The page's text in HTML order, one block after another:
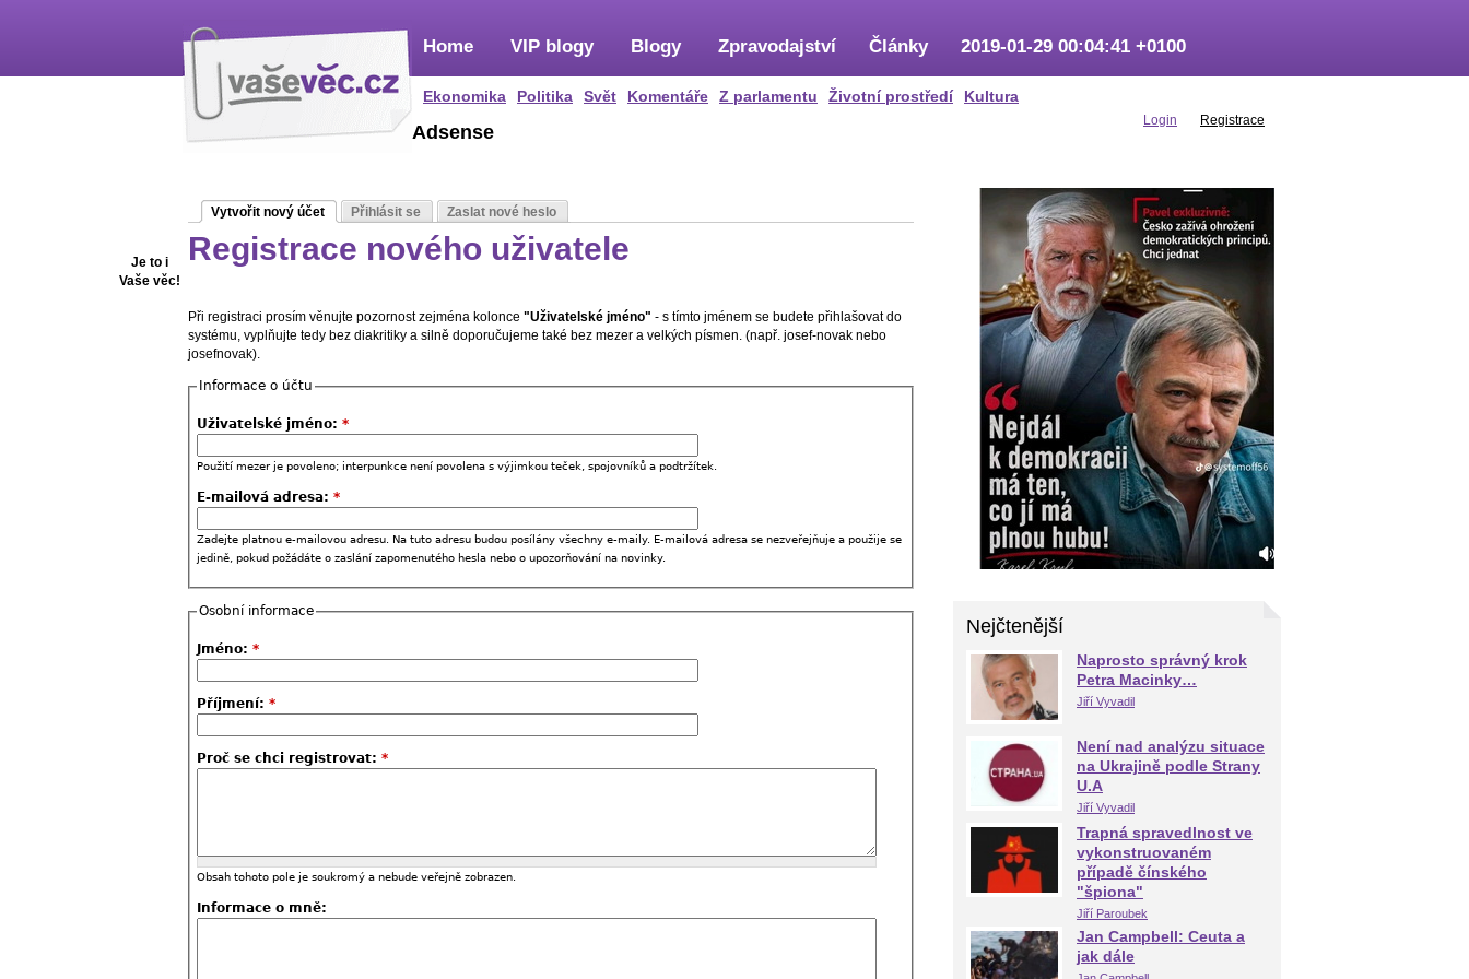
Home
Ekonomika Politika Svět Komentáře Z parlamentu Životní prostředí Kultura
VIP blogy Blogy Zpravodajství Články 2019-01-29 00:04:41 +0100
Login Registrace
Je to i
Vaše věc!
Adsense
Vytvořit nový účet Přihlásit se Zaslat nové heslo
Registrace nového uživatele
Při registraci prosím věnujte pozornost zejména kolonce "Uživatelské jméno" - s tímto jménem se budete přihlašovat do
systému, vyplňujte tedy bez diakritiky a silně doporučujeme také bez mezer a velkých písmen. (např. josef-novak nebo
josefnovak).
Informace o účtu
Uživatelské jméno: *
Použití mezer je povoleno; interpunkce není povolena s výjimkou teček, spojovníků a podtržítek.
E-mailová adresa: *
Zadejte platnou e-mailovou adresu. Na tuto adresu budou posílány všechny e-maily. E-mailová adresa se nezveřejňuje a použije se
jedině, pokud požádáte o zaslání zapomenutého hesla nebo o upozorňování na novinky.
Osobní informace
Jméno: *
Příjmení: *
Proč se chci registrovat: *
Obsah tohoto pole je soukromý a nebude veřejně zobrazen.
Informace o mně:
Nejčtenější
Naprosto správný krok
Petra Macinky…
Jiří Vyvadil
Není nad analýzu situace
na Ukrajině podle Strany
U.A
Jiří Vyvadil
Trapná spravedlnost ve
vykonstruovaném
případě čínského
"špiona"
Jiří Paroubek
Jan Campbell: Ceuta a
jak dále